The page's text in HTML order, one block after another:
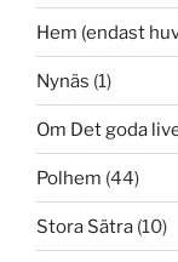
Hem (endast
Nynäs (1)
Om Det goda
Polhem (44)
Stora Sätra (10)